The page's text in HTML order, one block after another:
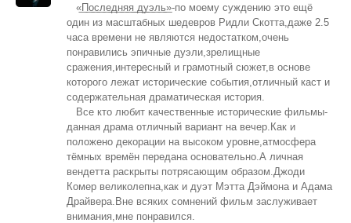
«͟П͟о͟с͟л͟е͟д͟н͟я͟я͟ ͟д͟у͟э͟л͟ь͟»-по моему суждению это ещё
один из масштабных шедевров Ридли Скотта,даже 2.5
часа времени не являются недостатком,очень
понравились эпичные дуэли,зрелищные
сражения,интересный и грамотный сюжет,в основе
которого лежат исторические события,отличный каст и
содержательная драматическая история.
Все кто любит качественные исторические фильмы-
данная драма отличный вариант на вечер.Как и
положено декорации на высоком уровне,атмосфера
тёмных времён передана основательно.А личная
вендетта раскрыты потрясающим образом.Джоди
Комер великолепна,как и дуэт Мэтта Дэймона и Адама
Драйвера.Вне всяких сомнений фильм заслуживает
внимания,мне понравился.